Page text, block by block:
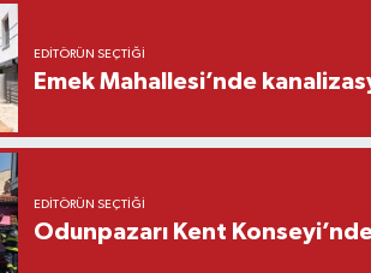
EDITÖRÜN SEÇTIĞI
Emek Mahallesi’nde
EDITÖRÜN SEÇTIĞI
Odunpazarı Kent